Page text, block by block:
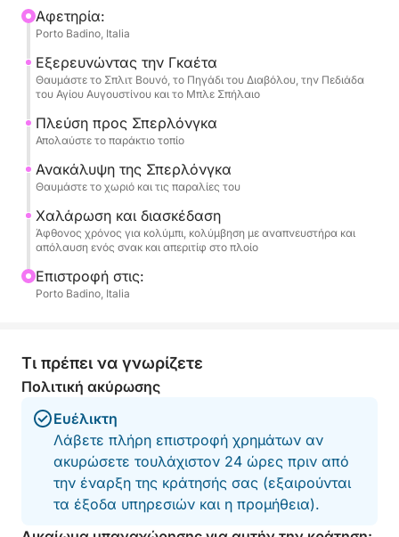
επιβλητική Φαλέζια ντελα Μοντάνια Σπακάτα, με
τους θρύλους της και τις φυσικές ρωγμές της που
βυθίζονται στο γαλάζιο. Θα εξερευνήσουμε το
μυστηριώδες Πότσο ντελ Ντιαβόλο και θα
μαγευτούμε από την ομορφιά της Πιάνα ντι
Σαντ'Αγκοστίνο, με τις χρυσές παραλίες της. Θα
υπάρξει μια στάση για να θαυμάσουμε την
υποβλητική Σπηλιά Ατσούρα της Γκαέτα, όπου το
παιχνίδι του φωτός δημιουργεί μαγικές
ατμόσφαιρες.
Στη συνέχεια, θα κατευθυνθούμε προς τη γραφική
Σπερλόνγκα, ένα παραθαλάσσιο χωριό
φωλιασμένο στον βράχο, διάσημο για τις παραλίες
θάλασσα και να απολαύσετε την ηρεμία και την
ομορφιά αυτών των μοναδικών τόπων. Μπορείτε
να αφιερωθείτε στο snorkeling και να
εξερευνήσετε βυθούς πλούσιους σε ζωή,
ανακαλύπτοντας τη θαλάσσια βιοποικιλότητα.
Στο πλοίο, κάθε λεπτομέρεια έχει σχεδιαστεί για τη
μέγιστη άνεση και απόλαυση. Θα έχετε
στερεοφωνικό για την αγαπημένη σας μουσική και
Αφετηρία:
Porto Badino, Italia
Εξερευνώντας την Γκαέτα
Θαυμάστε το Σπλιτ Βουνό, το Πηγάδι του Διαβόλου, την Πεδιάδα
του Αγίου Αυγουστίνου και το Μπλε Σπήλαιο
Πλεύση προς Σπερλόνγκα
Απολαύστε το παράκτιο τοπίο
Ανακάλυψη της Σπερλόνγκα
Θαυμάστε το χωριό και τις παραλίες του
Χαλάρωση και διασκέδαση
Άφθονος χρόνος για κολύμπι, κολύμβηση με αναπνευστήρα και
απόλαυση ενός σνακ και απεριτίφ στο πλοίο
Επιστροφή στις:
Porto Badino, Italia
Τι πρέπει να γνωρίζετε
Πολιτική ακύρωσης
Ευέλικτη
Λάβετε πλήρη επιστροφή χρημάτων αν
ακυρώσετε τουλάχιστον 24 ώρες πριν από
την έναρξη της κράτησής σας (εξαιρούνται
τα έξοδα υπηρεσιών και η προμήθεια).